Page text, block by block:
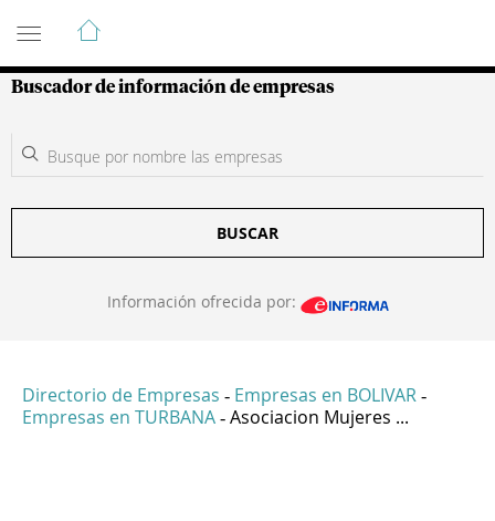
Guía de Empresas Colombianas
Buscador de información de empresas
BUSCAR
Información ofrecida por:
Directorio de Empresas - Empresas en BOLIVAR -
Empresas en TURBANA - Asociacion Mujeres ...